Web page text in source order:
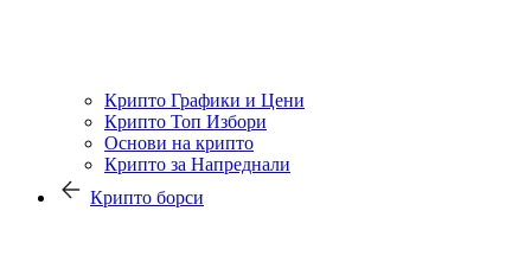
Крипто Графики и Цени
Крипто Топ Избори
Основи на крипто
Крипто за Напреднали
Крипто борси